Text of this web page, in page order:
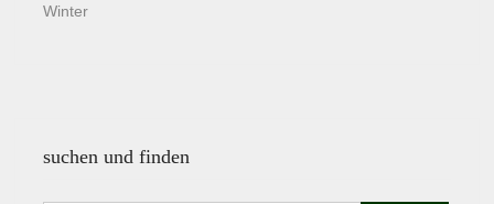
Winter
suchen und finden